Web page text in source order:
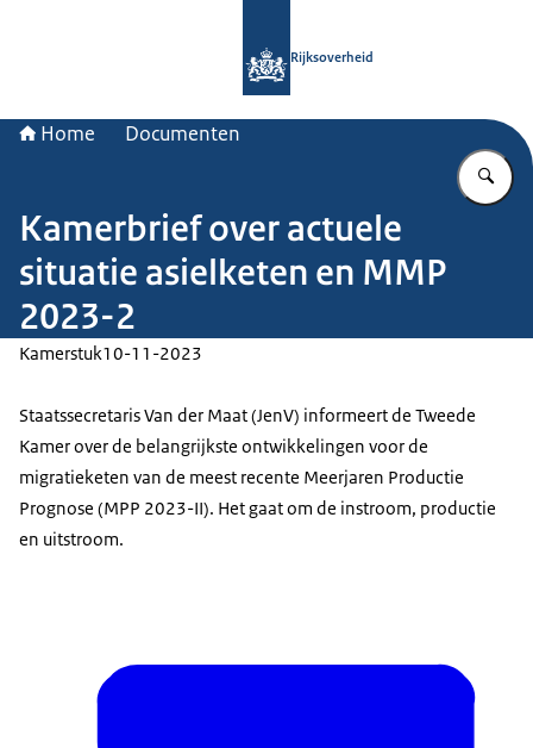
Rijksoverheid
Home Documenten
Kamerbrief over actuele
situatie asielketen en MMP
2023-2
Kamerstuk10-11-2023
Staatssecretaris Van der Maat (JenV) informeert de Tweede
Kamer over de belangrijkste ontwikkelingen voor de
migratieketen van de meest recente Meerjaren Productie
Prognose (MPP 2023-II). Het gaat om de instroom, productie
en uitstroom.